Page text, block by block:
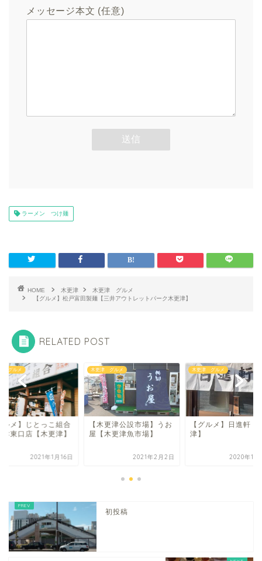
メッセージ本文 (任意)
ラーメン つけ麺
HOME 木更津
木更津 グルメ
【グルメ】松戸富田製麺【三井アウトレットパーク木更津】
RELATED POST
グルメ
ルメ】じとっこ組合
津東口店【木更津】
2021年1月16日
木更津 グルメ
【木更津公設市場】うお
屋【木更津魚市場】
2021年2月2日
木更津 グルメ
【グルメ】日進軒【
津】
2020年11
初投稿